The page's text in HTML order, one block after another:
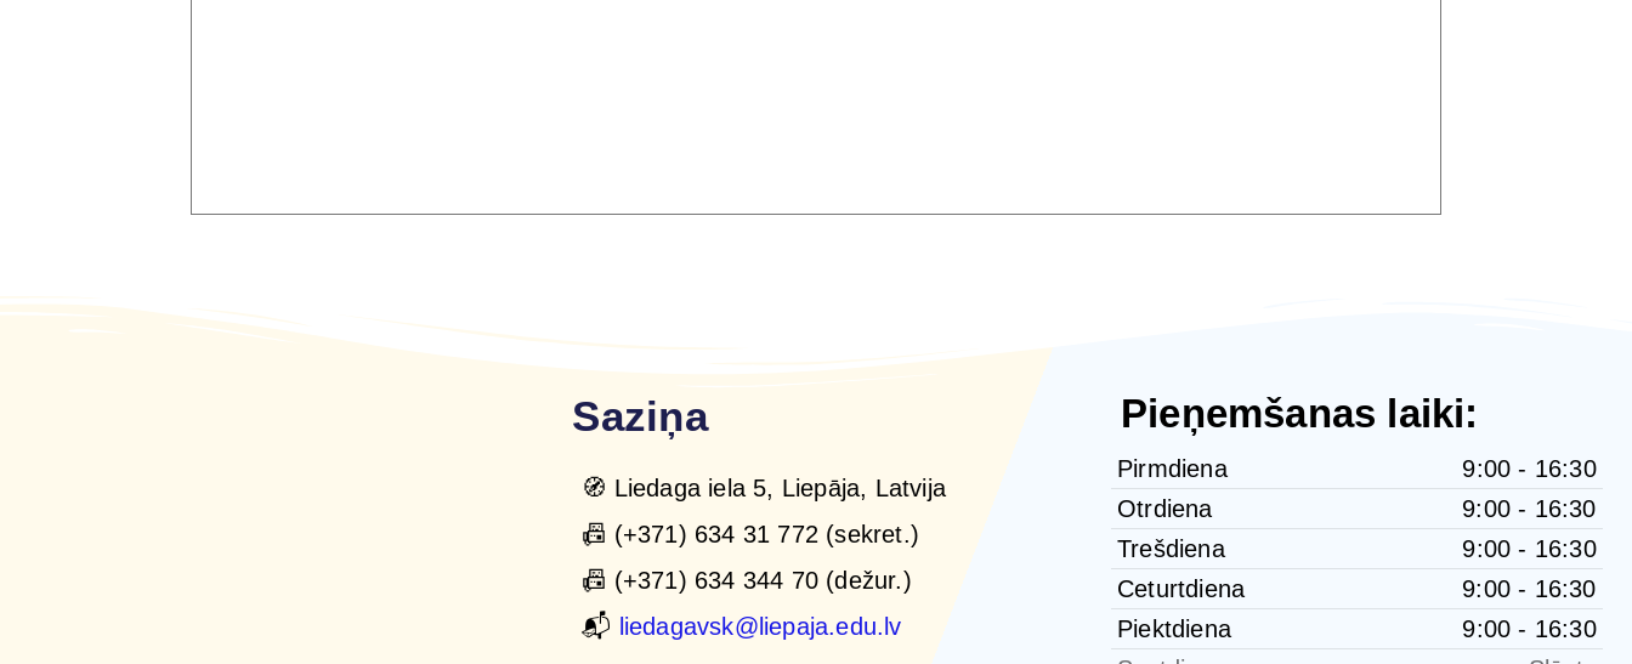
Saziņa
🧭 Liedaga iela 5, Liepāja, Latvija
📠 (+371) 634 31 772 (sekret.)
📠 (+371) 634 344 70 (dežur.)
📬 liedagavsk@liepaja.edu.lv
Pieņemšanas laiki:
Pirmdiena
9:00 - 16:30
Otrdiena
9:00 - 16:30
Trešdiena
9:00 - 16:30
Ceturtdiena
9:00 - 16:30
Piektdiena
9:00 - 16:30